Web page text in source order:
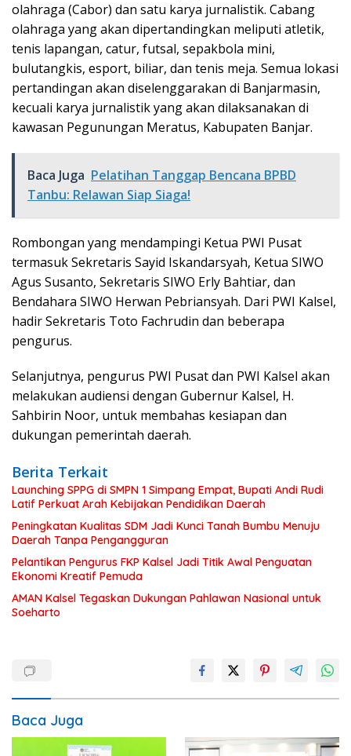
olahraga (Cabor) dan satu karya jurnalistik. Cabang
olahraga yang akan dipertandingkan meliputi atletik,
tenis lapangan, catur, futsal, sepakbola mini,
bulutangkis, esport, biliar, dan tenis meja. Semua lokasi
pertandingan akan diselenggarakan di Banjarmasin,
kecuali karya jurnalistik yang akan dilaksanakan di
kawasan Pegunungan Meratus, Kabupaten Banjar.
Baca Juga Pelatihan Tanggap Bencana BPBD
Tanbu: Relawan Siap Siaga!
Rombongan yang mendampingi Ketua PWI Pusat
termasuk Sekretaris Sayid Iskandarsyah, Ketua SIWO
Agus Susanto, Sekretaris SIWO Erly Bahtiar, dan
Bendahara SIWO Herwan Pebriansyah. Dari PWI Kalsel,
hadir Sekretaris Toto Fachrudin dan beberapa
pengurus.
Selanjutnya, pengurus PWI Pusat dan PWI Kalsel akan
melakukan audiensi dengan Gubernur Kalsel, H.
Sahbirin Noor, untuk membahas kesiapan dan
dukungan pemerintah daerah.
Berita Terkait
Launching SPPG di SMPN 1 Simpang Empat, Bupati Andi Rudi
Latif Perkuat Arah Kebijakan Pendidikan Daerah
Peningkatan Kualitas SDM Jadi Kunci Tanah Bumbu Menuju
Daerah Tanpa Pengangguran
Pelantikan Pengurus FKP Kalsel Jadi Titik Awal Penguatan
Ekonomi Kreatif Pemuda
AMAN Kalsel Tegaskan Dukungan Pahlawan Nasional untuk
Soeharto
Baca Juga